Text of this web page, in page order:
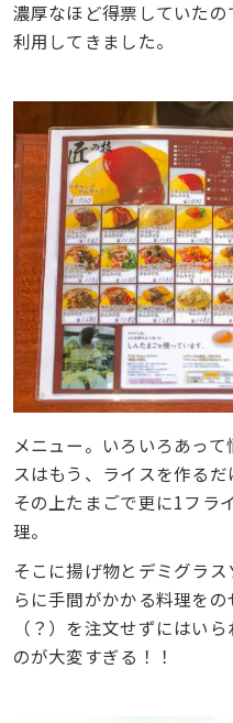
濃厚なほど得票していた
利用してきました。
メニュー。いろいろあっ
スはもう、ライスを作るだ
その上たまごで更に1フラ
理。
そこに揚げ物とデミグラ
らに手間がかかる料理を
（？）を注文せずにはい
のが大変すぎる！！